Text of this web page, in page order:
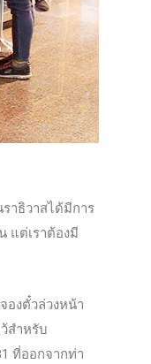
าธิวาสได้มีการ
แต่เราต้องมี
องตั๋วล่วงหน้า
สำหรับ
ที่ออกจากท่า